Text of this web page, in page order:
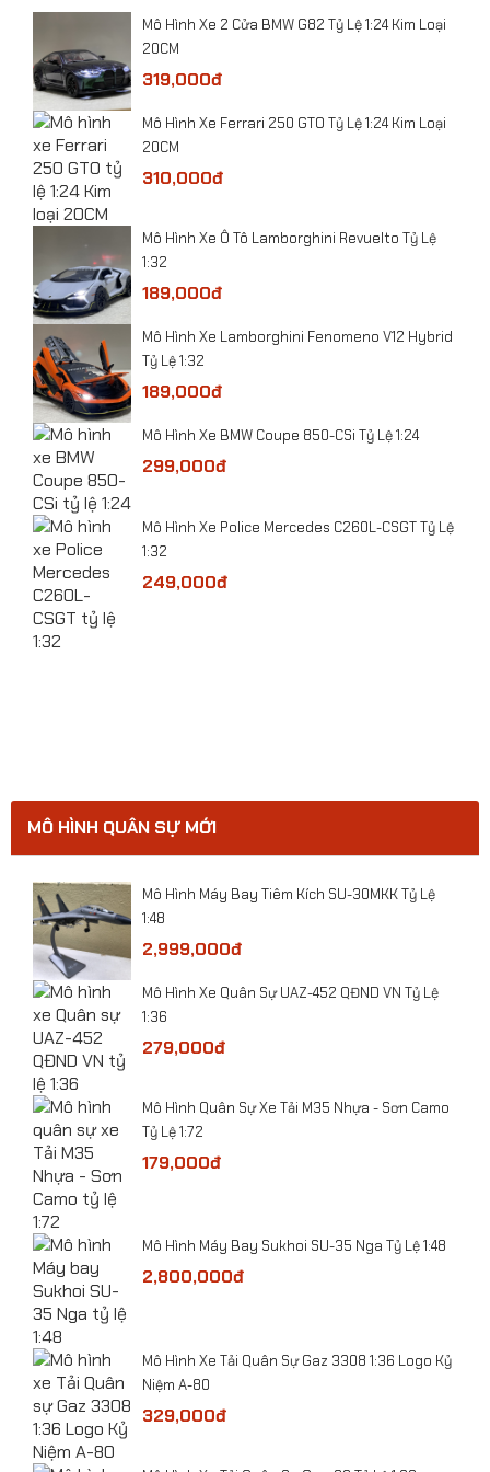
​​Mô hình Máy bay Sukhoi SU-57 tỷ lệ 1:100
​​Mô hình Máy bay Sukhoi SU-57 tỷ lệ 1:100
​Mô Hình Xe 2 Cửa BMW G82 Tỷ Lệ 1:24 Kim Loại
20CM
319,000đ
​Mô Hình Xe Ferrari 250 GTO Tỷ Lệ 1:24 Kim Loại
20CM
310,000đ
​Mô Hình Xe Ô Tô Lamborghini Revuelto Tỷ Lệ
1:32
189,000đ
Mô Hình Xe Lamborghini Fenomeno V12 Hybrid
Tỷ Lệ 1:32
189,000đ
Mô Hình Xe BMW Coupe 850-CSi Tỷ Lệ 1:24
299,000đ
​Mô Hình Xe Police Mercedes C260L-CSGT Tỷ Lệ
1:32
249,000đ
MÔ HÌNH QUÂN SỰ MỚI
Mô Hình Máy Bay Tiêm Kích SU-30MKK Tỷ Lệ
1:48
2,999,000đ
Mô Hình Xe Quân Sự UAZ-452 QĐND VN Tỷ Lệ
1:36
279,000đ
​Mô Hình Quân Sự Xe Tải M35 Nhựa - Sơn Camo
Tỷ Lệ 1:72
179,000đ
Mô Hình Máy Bay Sukhoi SU-35 Nga Tỷ Lệ 1:48
2,800,000đ
​Mô Hình Xe Tải Quân Sự Gaz 3308 1:36 Logo Kỷ
Niệm A-80
329,000đ